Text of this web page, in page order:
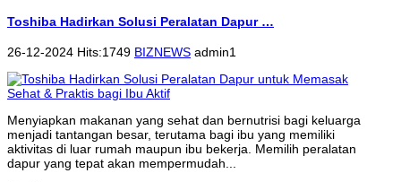
Toshiba Hadirkan Solusi Peralatan Dapur …
26-12-2024 Hits:1749 BIZNEWS admin1
Menyiapkan makanan yang sehat dan bernutrisi bagi keluarga
menjadi tantangan besar, terutama bagi ibu yang memiliki
aktivitas di luar rumah maupun ibu bekerja. Memilih peralatan
dapur yang tepat akan mempermudah...